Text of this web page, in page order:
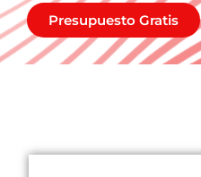
Presupuesto Gratis